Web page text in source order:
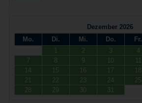
Dezember 2026
Mo.
Di. Mi. Do. Fr.
1
2 3 4
7
8 9 10 11
14
15 16 17 18
21
22 23 24 25
28
29 30 31